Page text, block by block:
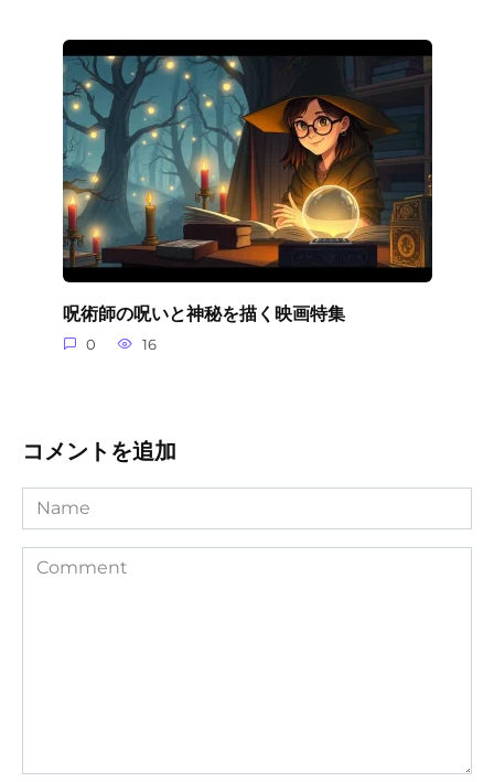
呪術師の呪いと神秘を描く映画特集
0 16
コメントを追加
Name
Comment